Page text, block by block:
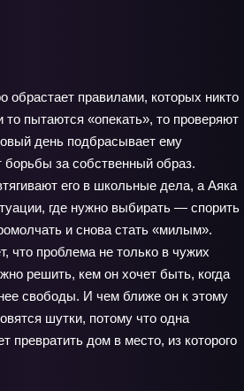
обрастает правилами, которых никто
то пытаются «опекать», то проверяют
день подбрасывает ему
борьбы за собственный образ.
его в школьные дела, а Аяка
где нужно выбирать — спорить
и снова стать «милым».
что проблема не только в чужих
решить, кем он хочет быть, когда
свободы. И чем ближе он к этому
шутки, потому что одна
превратить дом в место, из которого